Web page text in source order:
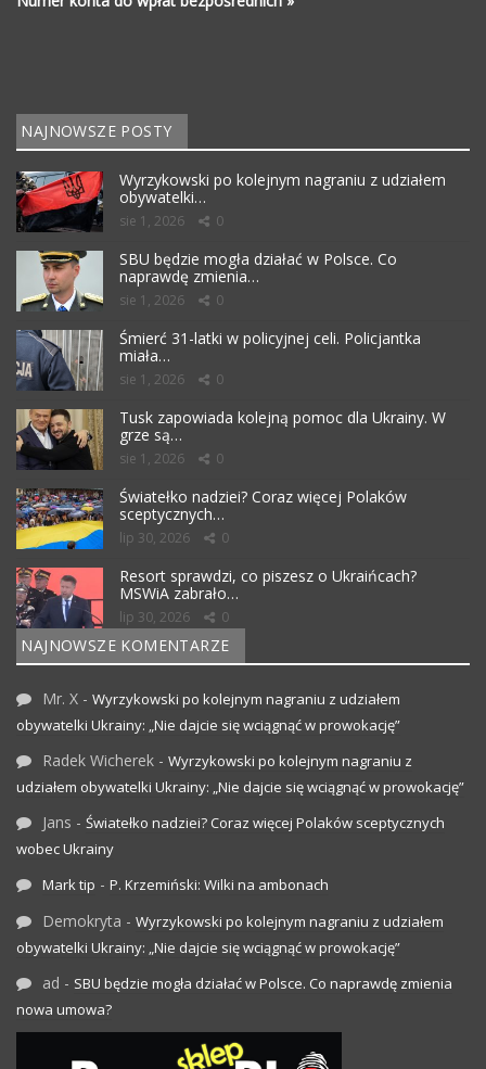
NAJNOWSZE POSTY
Wyrzykowski po kolejnym nagraniu z udziałem
obywatelki…
sie 1, 2026 0
SBU będzie mogła działać w Polsce. Co
naprawdę zmienia…
sie 1, 2026 0
Śmierć 31-latki w policyjnej celi. Policjantka
miała…
sie 1, 2026 0
Tusk zapowiada kolejną pomoc dla Ukrainy. W
grze są…
sie 1, 2026 0
Światełko nadziei? Coraz więcej Polaków
sceptycznych…
lip 30, 2026 0
Resort sprawdzi, co piszesz o Ukraińcach?
MSWiA zabrało…
lip 30, 2026 0
NAJNOWSZE KOMENTARZE
Mr. X - Wyrzykowski po kolejnym nagraniu z udziałem
obywatelki Ukrainy: „Nie dajcie się wciągnąć w prowokację”
Radek Wicherek - Wyrzykowski po kolejnym nagraniu z
udziałem obywatelki Ukrainy: „Nie dajcie się wciągnąć w prowokację”
Jans - Światełko nadziei? Coraz więcej Polaków sceptycznych
wobec Ukrainy
Mark tip - P. Krzemiński: Wilki na ambonach
Demokryta - Wyrzykowski po kolejnym nagraniu z udziałem
obywatelki Ukrainy: „Nie dajcie się wciągnąć w prowokację”
ad - SBU będzie mogła działać w Polsce. Co naprawdę zmienia
nowa umowa?